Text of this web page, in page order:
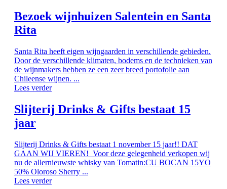
Bezoek wijnhuizen Salentein en Santa
Rita
Santa Rita heeft eigen wijngaarden in verschillende gebieden.
Door de verschillende klimaten, bodems en de technieken van
de wijnmakers hebben ze een zeer breed portofolie aan
Chileense wijnen. ...
Lees verder
Slijterij Drinks & Gifts bestaat 15
jaar
Slijterij Drinks & Gifts bestaat 1 november 15 jaar!! DAT
GAAN WIJ VIEREN! Voor deze gelegenheid verkopen wij
nu de allernieuwste whisky van Tomatin:CU BOCAN 15YO
50% Oloroso Sherry ...
Lees verder